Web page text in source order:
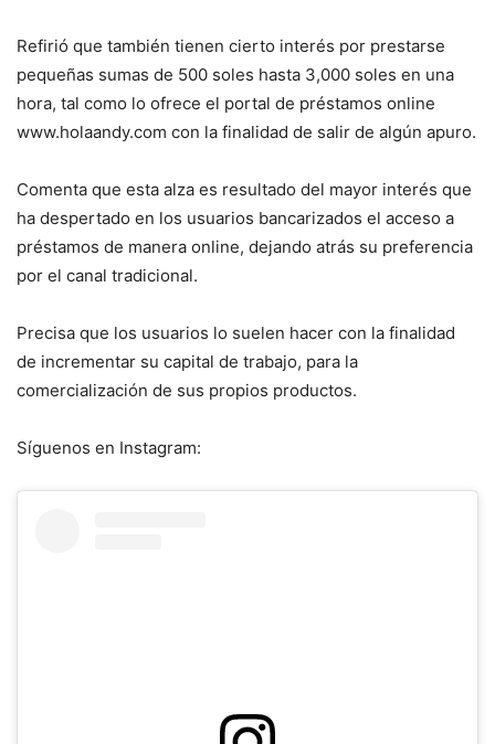
Refirió que también tienen cierto interés por prestarse
pequeñas sumas de 500 soles hasta 3,000 soles en una
hora, tal como lo ofrece el portal de préstamos online
www.holaandy.com con la finalidad de salir de algún apuro.
Comenta que esta alza es resultado del mayor interés que
ha despertado en los usuarios bancarizados el acceso a
préstamos de manera online, dejando atrás su preferencia
por el canal tradicional.
Precisa que los usuarios lo suelen hacer con la finalidad
de incrementar su capital de trabajo, para la
comercialización de sus propios productos.
Síguenos en Instagram: